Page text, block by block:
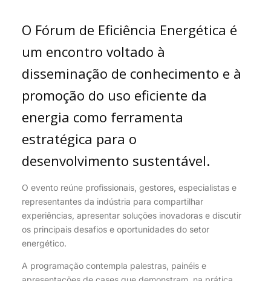
O Fórum de Eficiência Energética é
um encontro voltado à
disseminação de conhecimento e à
promoção do uso eficiente da
energia como ferramenta
estratégica para o
desenvolvimento sustentável.
O evento reúne profissionais, gestores, especialistas e
representantes da indústria para compartilhar
experiências, apresentar soluções inovadoras e discutir
os principais desafios e oportunidades do setor
energético.
A programação contempla palestras, painéis e